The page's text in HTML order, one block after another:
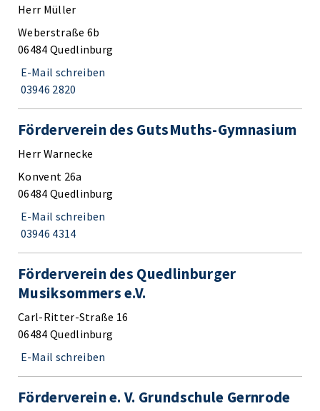
Herr Müller
Weberstraße 6b
06484 Quedlinburg
E-Mail schreiben
03946 2820
Förderverein des GutsMuths-Gymnasium
Herr Warnecke
Konvent 26a
06484 Quedlinburg
E-Mail schreiben
03946 4314
Förderverein des Quedlinburger
Musiksommers e.V.
Carl-Ritter-Straße 16
06484 Quedlinburg
E-Mail schreiben
Förderverein e. V. Grundschule Gernrode